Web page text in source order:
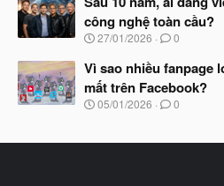
ầ
u
y
b
ắ
đ
ầ
u
công nghệ toàn cầu?
N
à
y
b
ắ
27/01/2026 0
Vì sao nhiều fanpage
mất trên Facebook?
N
y
05/01/2026 0